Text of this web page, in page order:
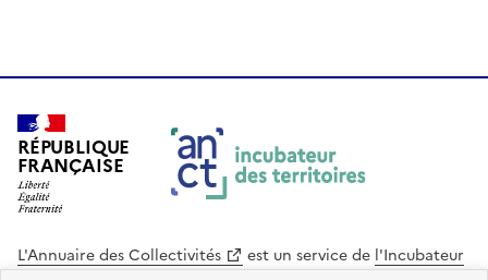
RÉPUBLIQUE
FRANÇAISE
L'Annuaire des Collectivités est un service de l'Incubateur